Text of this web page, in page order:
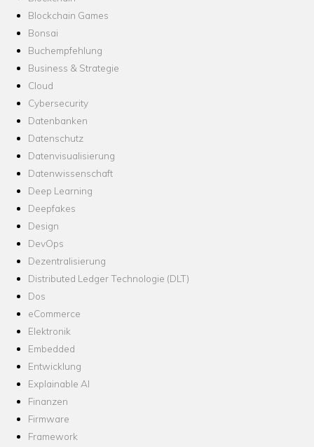
Blockchain Games
Bonsai
Buchempfehlung
Business & Strategie
Cloud
Cybersecurity
Datenbanken
Datenschutz
Datenvisualisierung
Datenwissenschaft
Deep Learning
Deepfakes
Design
DevOps
Dezentralisierung
Distributed Ledger Technologie (DLT)
Dos
eCommerce
Elektronik
Embedded
Entwicklung
Explainable AI
Finanzen
Firmware
Framework